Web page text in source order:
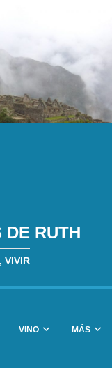
DE RUTH
VIVIR
VINO MÁS